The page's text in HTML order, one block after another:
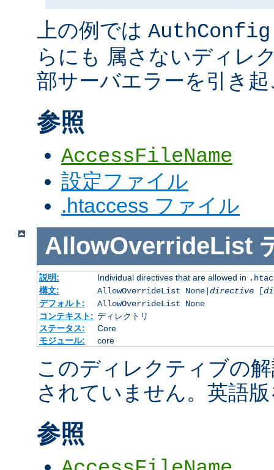
上の例では AuthConfig
らにも 属さないディレ
部サーバエラーを引き
参照
AccessFileName
設定ファイル
.htaccess ファイル
AllowOverrideList
説明: Individual directives that are allowed in
構文:
AllowOverrideList None| directive[
デフォルト:
AllowOverrideList None
コンテキスト: ディレクトリ
ステータス:
Core
モジュール:
core
このディレクティブの
されていません。英語
参照